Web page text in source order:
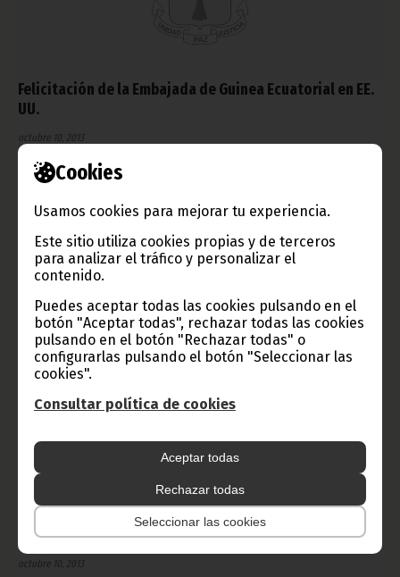
Cookies
Usamos cookies para mejorar tu experiencia.
Este sitio utiliza cookies propias y de terceros
para analizar el tráfico y personalizar el
contenido.
Puedes aceptar todas las cookies pulsando en el
botón "Aceptar todas", rechazar todas las cookies
pulsando en el botón "Rechazar todas" o
configurarlas pulsando el botón "Seleccionar las
cookies".
Consultar política de cookies
Aceptar todas
Rechazar todas
Seleccionar las cookies
Felicitación de la Embajada de Guinea Ecuatorial en EE.
UU.
octubre 10, 2013
Con ocasión del 45º Aniversario de la Independencia de
nuestro país, el Presidente de la República está recibiendo
diplomáticas en el exterior, como las del enviado por el
embajador acreditado en los Estados Unidos, Doctor Rubén
Maye Nsue Mangue.
Noticias Presidencia
Consejo Directivo en Exteriores
octubre 10, 2013